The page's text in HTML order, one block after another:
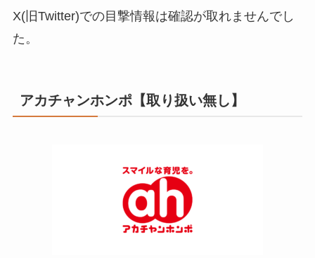
X(旧Twitter)での目撃情報は確認が取れませんでし
た。
アカチャンホンポ【取り扱い無し】